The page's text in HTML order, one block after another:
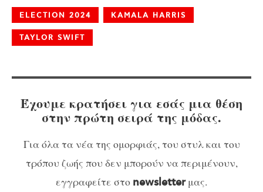
ELECTION 2024 KAMALA HARRIS
TAYLOR SWIFT
Έχουμε κρατήσει για εσάς μια θέση
στην πρώτη σειρά της μόδας.
Για όλα τα νέα της ομορφιάς, του στυλ και του
τρόπου ζωής που δεν μπορούν να περιμένουν,
εγγραφείτε στο newsletterμας.